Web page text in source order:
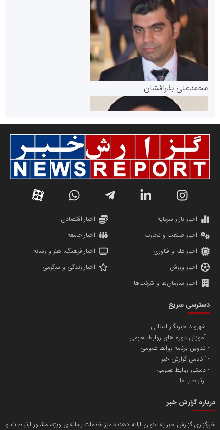
پایگاه خبری گفتمان یزد
دانشگاه سئوی ایران
پایگاه اطلاع رسانی اعتلای نهادهای مردمی
سازمان بورس و اوراق بهادار
مرجع اخبار موثق در بازارسرمایه
سازمان صنعت،معدن و تجارت
تامین آهن اسفنجی تولیدکنندگان فولاد در کشور
محمدعلی بذرافشان
مریم حاج نوروز نظری
مسعودصادقی
اخبار بازار سرمایه
اخبار اقتصادی
اخبار صنعت و تجارت
اخبار جامعه
اخبار علم و فناوری
اخبار فرهنگ، هنر و رسانه
اخبار ورزش
اخبار زندگی و سرگرمی
اخبار سازمان‌ها و شرکت‌ها
دسترسی سریع
شهروند خبرنگار استانی
آموزش دوره های روابط عمومی
تدوین برنامه روابط عمومی
آکادمی گزارش خبر
دستیار روابط عمومی
ارتباط با ما
درباره گزارش خبر
خبرگزاری گزارش خبر به عنوان ارائه دهنده میز خدمات رسانه‌ای ویژه، مشاور ارتباطات و